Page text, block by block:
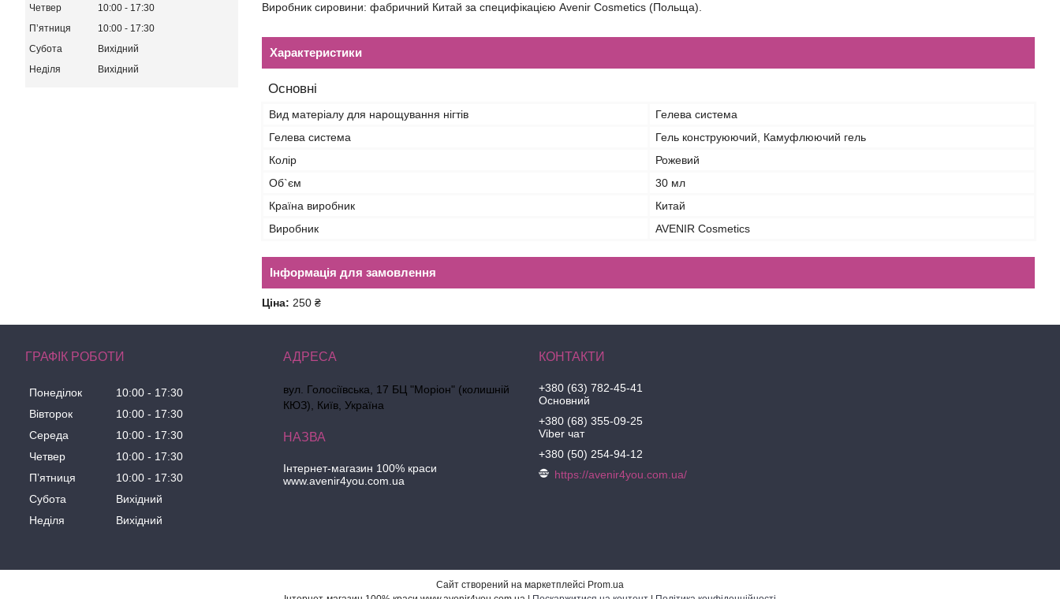
Виробник сировини: фабричний Китай за специфікацією Avenir Cosmetics (Польща).
Характеристики
Основні
Вид матеріалу для нарощування нігтів
Гелева система
Гелева система
Гель конструюючий, Камуфлюючий гель
Колір
Рожевий
Об`єм
30 мл
Країна виробник
Китай
Виробник
AVENIR Cosmetics
Інформація для замовлення
Ціна: 250 ₴
Четвер
10:00
17:30
Пʼятниця
10:00
17:30
Субота
Вихідний
Неділя
Вихідний
ГРАФІК РОБОТИ
Понеділок 10:00
17:30
Вівторок
10:00
17:30
Середа
10:00
17:30
Четвер
10:00
17:30
Пʼятниця
10:00
17:30
Субота
Вихідний
Неділя
Вихідний
вул. Голосіївська, 17 БЦ "Моріон" (колишній
КЮЗ), Київ, Україна
Інтернет-магазин 100% краси
www.avenir4you.com.ua
+380 (63) 782-45-41
Основний
+380 (68) 355-09-25
Viber чат
+380 (50) 254-94-12
https://avenir4you.com.ua/
Сайт створений на маркетплейсі Prom.ua